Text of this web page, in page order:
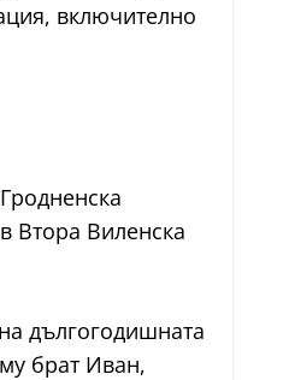
включително
Втора Виленска
дългогодишната
брат Иван,